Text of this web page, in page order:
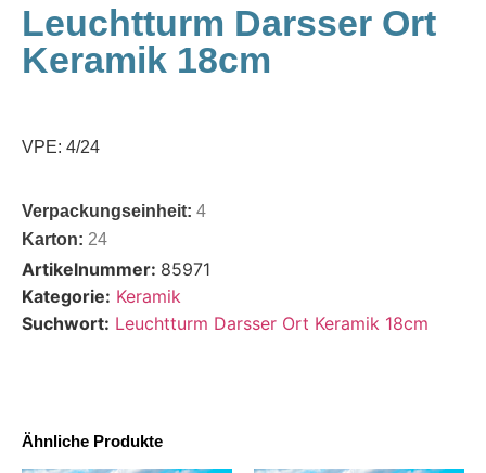
Leuchtturm Darsser Ort
Keramik 18cm
VPE: 4/24
Verpackungseinheit: 4
Karton: 24
Artikelnummer: 85971
Kategorie: Keramik
Suchwort: Leuchtturm Darsser Ort Keramik 18cm
Ähnliche Produkte